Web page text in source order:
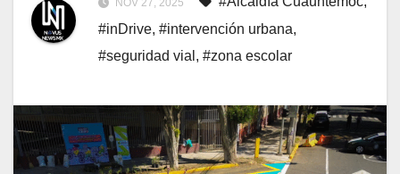
NOV 27, 2025
#inDrive, #intervención urbana,
#seguridad vial , #zona escolar